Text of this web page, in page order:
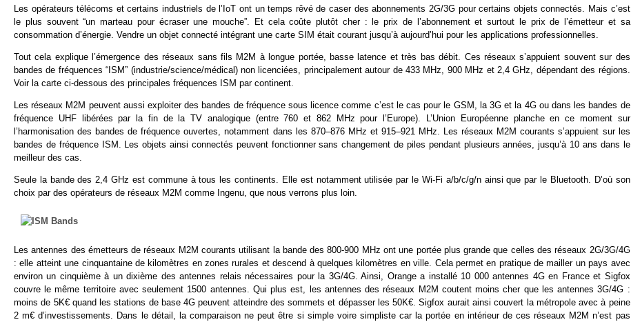
Les opérateurs télécoms et certains industriels de l’IoT ont un temps rêvé de caser des abonnements 2G/3G pour certains objets connectés. Mais c’est
le plus souvent “un marteau pour écraser une mouche”. Et cela coûte plutôt cher : le prix de l’abonnement et surtout le prix de l’émetteur et sa
consommation d’énergie. Vendre un objet connecté intégrant une carte SIM était courant jusqu’à aujourd’hui pour les applications professionnelles.
Tout cela explique l’émergence des réseaux sans fils M2M à longue portée, basse latence et très bas débit. Ces réseaux s’appuient souvent sur des
bandes de fréquences “ISM” (industrie/science/médical) non licenciées, principalement autour de 433 MHz, 900 MHz et 2,4 GHz, dépendant des régions.
Voir la carte ci-dessous des principales fréquences ISM par continent.
Les réseaux M2M peuvent aussi exploiter des bandes de fréquence sous licence comme c’est le cas pour le GSM, la 3G et la 4G ou dans les bandes de
fréquence UHF libérées par la fin de la TV analogique (entre 760 et 862 MHz pour l’Europe). L’Union Européenne planche en ce moment sur
l’harmonisation des bandes de fréquence ouvertes, notamment dans les 870–876 MHz et 915–921 MHz. Les réseaux M2M courants s’appuient sur les
bandes de fréquence ISM. Les objets ainsi connectés peuvent fonctionner sans changement de piles pendant plusieurs années, jusqu’à 10 ans dans le
meilleur des cas.
Seule la bande des 2,4 GHz est commune à tous les continents. Elle est notamment utilisée par le Wi-Fi a/b/c/g/n ainsi que par le Bluetooth. D’où son
choix par des opérateurs de réseaux M2M comme Ingenu, que nous verrons plus loin.
Les antennes des émetteurs de réseaux M2M courants utilisant la bande des 800-900 MHz ont une portée plus grande que celles des réseaux 2G/3G/4G
: elle atteint une cinquantaine de kilomètres en zones rurales et descend à quelques kilomètres en ville. Cela permet en pratique de mailler un pays avec
environ un cinquième à un dixième des antennes relais nécessaires pour la 3G/4G. Ainsi, Orange a installé 10 000 antennes 4G en France et Sigfox
couvre le même territoire avec seulement 1500 antennes. Qui plus est, les antennes des réseaux M2M coutent moins cher que les antennes 3G/4G :
moins de 5K€ quand les stations de base 4G peuvent atteindre des sommets et dépasser les 50K€. Sigfox aurait ainsi couvert la métropole avec à peine
2 m€ d’investissements. Dans le détail, la comparaison ne peut être si simple voire simpliste car la portée en intérieur de ces réseaux M2M n’est pas